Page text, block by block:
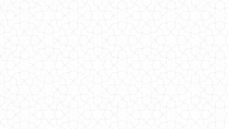
Модна сукня жіноча з коротким рукавом
520.00грн.